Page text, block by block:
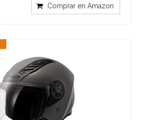
Comprar en Amazon